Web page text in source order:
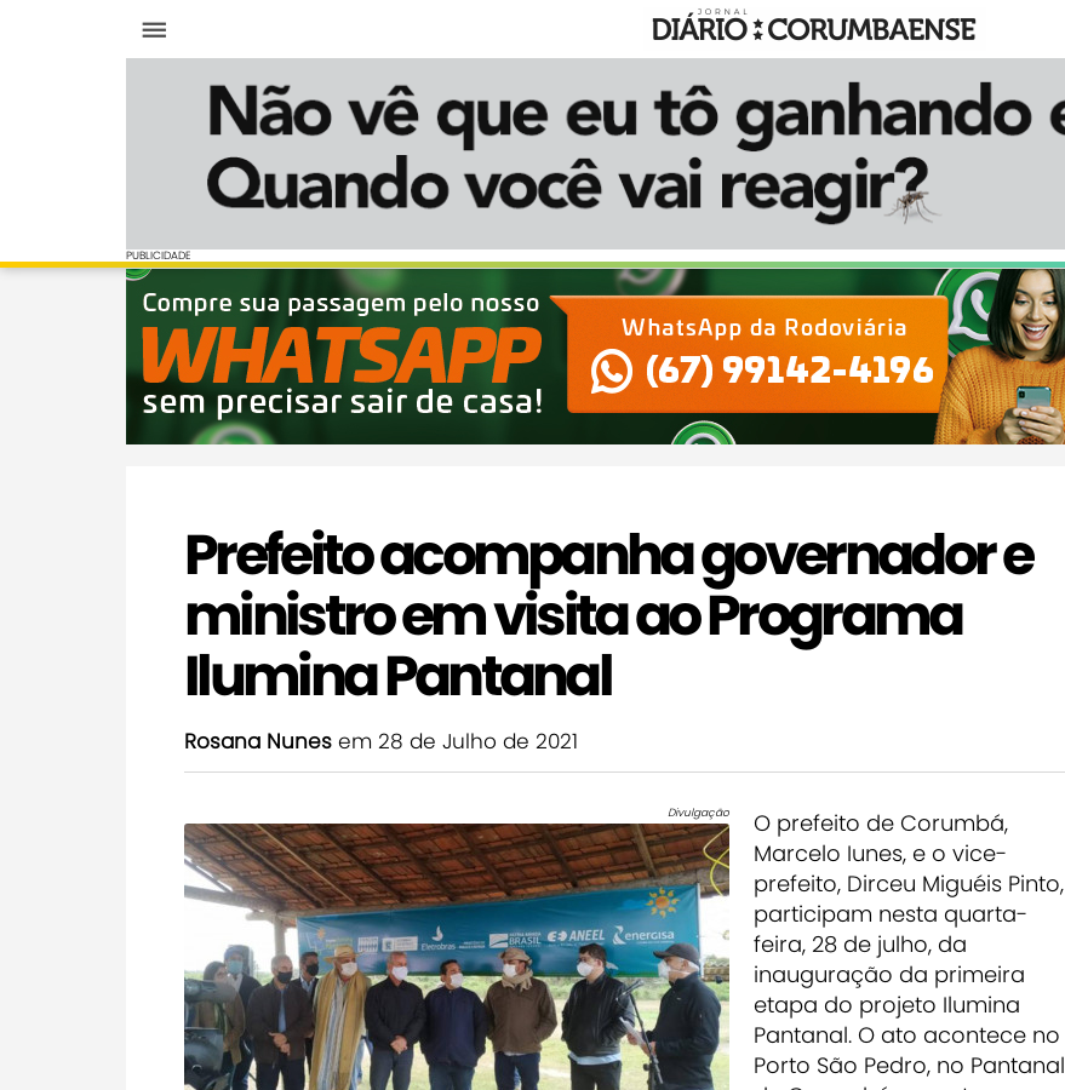
PUBLICIDADE
PUBLICIDADE
Prefeito acompanha governador e
ministro em visita ao Programa
Ilumina Pantanal
Rosana Nunes em 28 de Julho de 2021
Divulgação
O prefeito de Corumbá,
Marcelo Iunes, e o vice-
prefeito, Dirceu Miguéis Pinto,
participam nesta quarta-
feira, 28 de julho, da
inauguração da primeira
etapa do projeto Ilumina
Pantanal. O ato acontece no
Porto São Pedro, no Pantanal